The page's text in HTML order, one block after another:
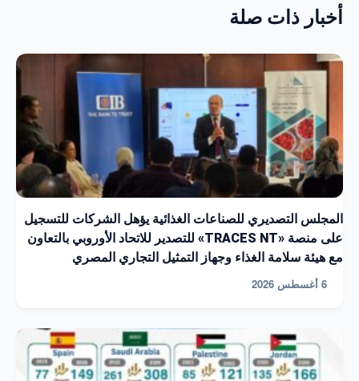
أخبار ذات صلة
المجلس التصديري للصناعات الغذائية يؤهل الشركات للتسجيل
على منصة «TRACES NT» للتصدير للاتحاد الأوروبي بالتعاون
مع هيئة سلامة الغذاء وجهاز التمثيل التجاري المصري
6 أغسطس 2026